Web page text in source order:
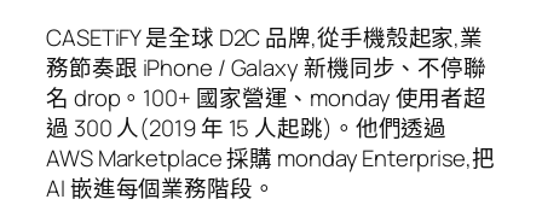
CASETiFY 是全球 D2C 品牌,從手機殼起家,業
務節奏跟 iPhone / Galaxy 新機同步、不停聯
名 drop。100+ 國家營運、monday 使用者超
過 300 人(2019 年 15 人起跳)。他們透過
AWS Marketplace 採購 monday Enterprise,把
AI 嵌進每個業務階段。